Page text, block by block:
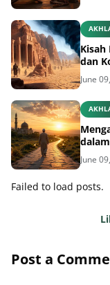
Kisah
dan
June
June
Failed to load posts.
Post a